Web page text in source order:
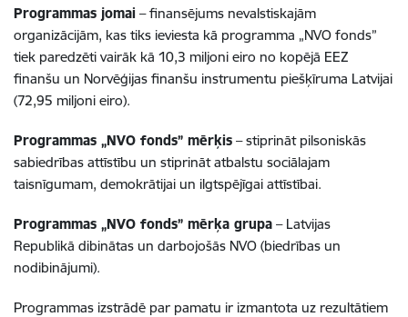
Programmas jomai – finansējums nevalstiskajām
organizācijām, kas tiks ieviesta kā programma „NVO fonds”
tiek paredzēti vairāk kā 10,3 miljoni eiro no kopējā EEZ
finanšu un Norvēģijas finanšu instrumentu piešķīruma Latvijai
(72,95 miljoni eiro).
Programmas „NVO fonds” mērķis – stiprināt pilsoniskās
sabiedrības attīstību un stiprināt atbalstu sociālajam
taisnīgumam, demokrātijai un ilgtspējīgai attīstībai.
Programmas „NVO fonds” mērķa grupa – Latvijas
Republikā dibinātas un darbojošās NVO (biedrības un
nodibinājumi).
Programmas izstrādē par pamatu ir izmantota uz rezultātiem